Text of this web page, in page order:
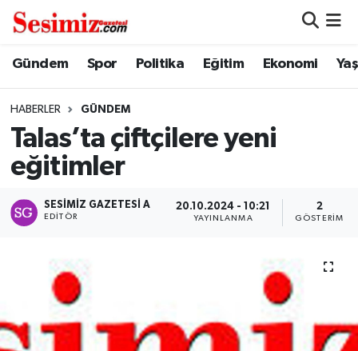
Gündem Spor Politika Eğitim Ekonomi
HABERLER GÜNDEM
Talas’ta çiftçilere yeni
eğitimler
SESIMIZ GAZETESI A
EDITÖR
20.10.2024 - 10:21
YAYINLANMA
2
GÖSTERIM
Dünya
Ekonomi
Gündem
Magazin
Politika
Nöbetçi Eczaneler
Hava Durumu
Namaz Vakitleri
Süper Lig Puan Durumu ve Fikstür
Tüm Manşetler
Son Dakika Haberleri